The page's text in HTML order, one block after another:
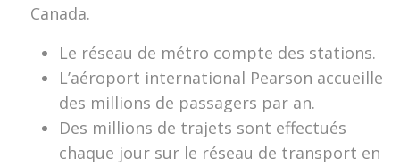
Canada.
Le réseau de métro compte des stations.
L’aéroport international Pearson accueille
des millions de passagers par an.
Des millions de trajets sont effectués
chaque jour sur le réseau de transport en